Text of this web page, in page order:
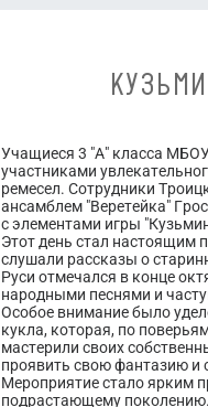
Учащиеся 3 "А" класса
участниками
ремесел. Сотрудники
ансамблем "Веретейка"
с элементами игры
Этот день стал настоящим
слушали рассказы о
Руси отмечался в конце
народными песнями и
Особое внимание было
кукла, которая, по
мастерили своих
проявить свою фантазию и
Мероприятие стало ярким
подрастающему